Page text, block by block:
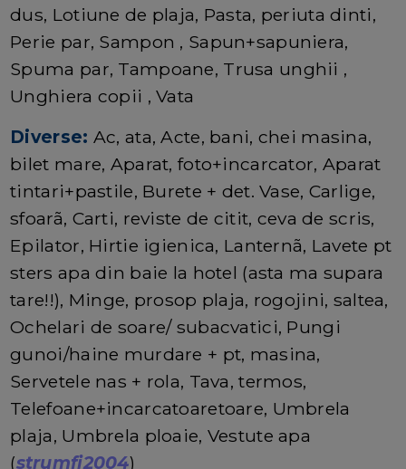
dus, Lotiune de plaja, Pasta, periuta dinti,
Perie par, Sampon , Sapun+sapuniera,
Spuma par, Tampoane, Trusa unghii ,
Unghiera copii , Vata
Diverse: Ac, ata, Acte, bani, chei masina,
bilet mare, Aparat, foto+incarcator, Aparat
tintari+pastile, Burete + det. Vase, Carlige,
sfoarã, Carti, reviste de citit, ceva de scris,
Epilator, Hirtie igienica, Lanternã, Lavete pt
sters apa din baie la hotel (asta ma supara
tare!!), Minge, prosop plaja, rogojini, saltea,
Ochelari de soare/ subacvatici, Pungi
gunoi/haine murdare + pt, masina,
Servetele nas + rola, Tava, termos,
Telefoane+incarcatoaretoare, Umbrela
plaja, Umbrela ploaie, Vestute apa
(strumfi2004)